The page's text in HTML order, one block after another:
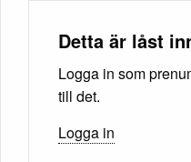
Detta är låst
Logga in som
till det.
Logga in